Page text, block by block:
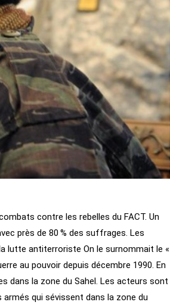
contre les rebelles du FACT. Un
près de 80 % des suffrages. Les
la lutte antiterroriste On le surnommait le «
au pouvoir depuis décembre 1990. En
dans la zone du Sahel. Les acteurs sont
qui sévissent dans la zone du